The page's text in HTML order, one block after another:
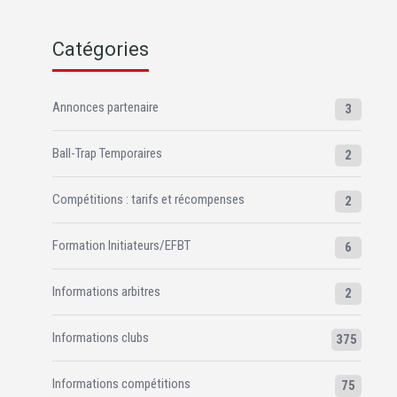
Catégories
Annonces partenaire 3
Ball-Trap Temporaires 2
Compétitions : tarifs et récompenses 2
Formation Initiateurs/EFBT 6
Informations arbitres 2
Informations clubs 375
Informations compétitions 75